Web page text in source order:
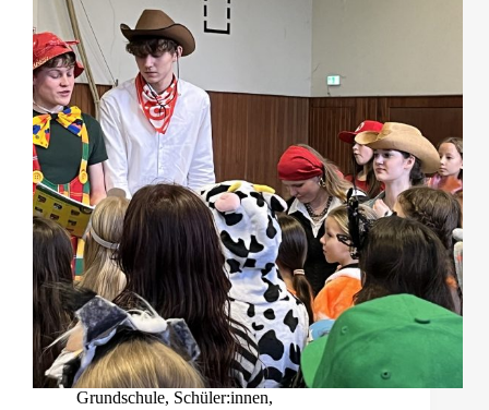
Grundschule, Schüler:innen,